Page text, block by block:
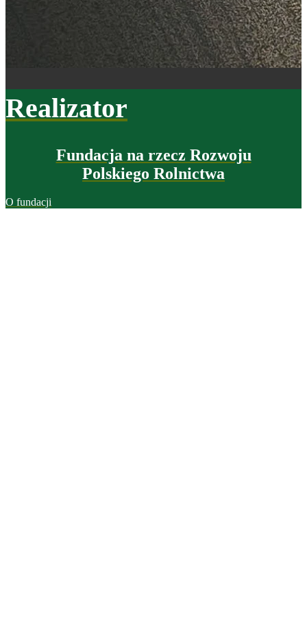
Realizator
Fundacja na rzecz Rozwoju
Polskiego Rolnictwa
O fundacji